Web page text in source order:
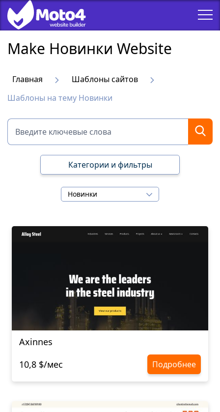
Make Новинки Website
Главная
Шаблоны сайтов
Шаблоны на тему Новинки
Категории и фильтры
Новинки
Axinnes
10,8 $/мес
Подробнее